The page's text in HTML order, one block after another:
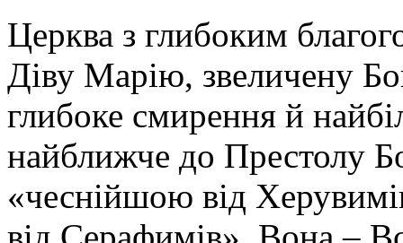
Церква з глибоким
Діву Марію, звеличену
глибоке смирення й
найближче до Престолу
«чеснійшою від